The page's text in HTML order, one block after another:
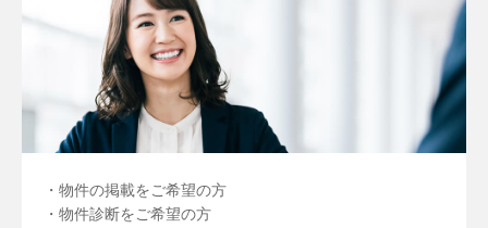
・物件の掲載をご希望の方
・物件診断をご希望の方